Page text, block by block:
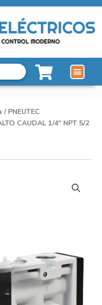
/ PNEUTEC
CAUDAL 1/4″ NPT 5/2